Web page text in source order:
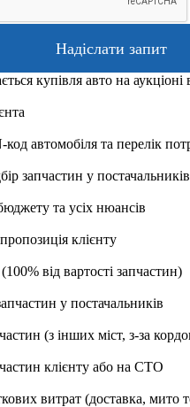
купівля авто на
автомобіля та перелік
запчастин у постачальників
та усіх нюансів
клієнту
від вартості запчастин)
у постачальників
(з інших міст, з-за
клієнту або на СТО
витрат (доставка, мито